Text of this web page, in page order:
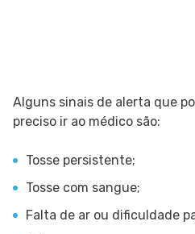
Alguns sinais de alerta que
preciso ir ao médico são:
Tosse persistente;
Tosse com sangue;
Falta de ar ou dificuldade